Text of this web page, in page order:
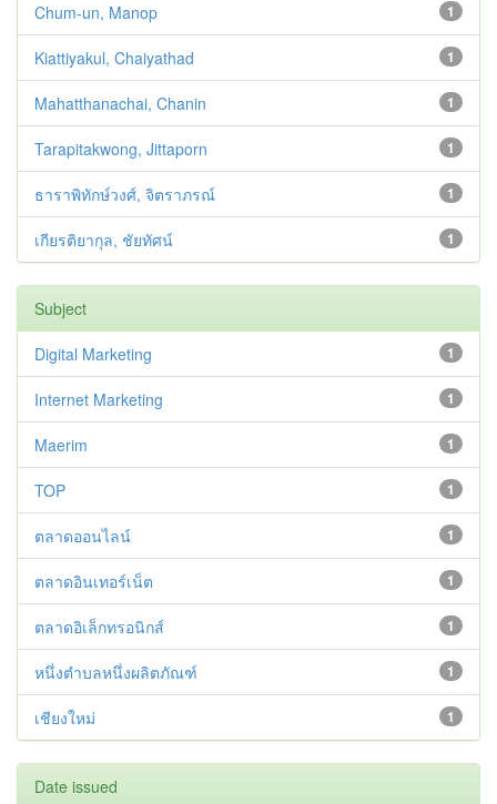
1
Chum-un, Manop
1
Kiattiyakul, Chaiyathad
1
Mahatthanachai, Chanin
1
Tarapitakwong, Jittaporn
1
ธาราพิทักษ์วงศ์, จิตราภรณ์
1
เกียรติยากุล, ชัยทัศน์
Subject
1
Digital Marketing
1
Internet Marketing
1
Maerim
1
TOP
1
ตลาดออนไลน์
1
ตลาดอินเทอร์เน็ต
1
ตลาดอิเล็กทรอนิกส์
1
หนึ่งตำบลหนึ่งผลิตภัณฑ์
1
เชียงใหม่
Date issued